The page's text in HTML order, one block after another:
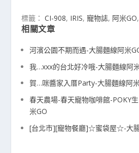
標籤：CI-908, IRIS,寵物誌, 阿米GO
相關文章
河濱公園不期而遇-大腸麵線阿米
我…xxx的台北好冷哦-大腸麵線阿
賀…咪醬家入厝Party-大腸麵線阿
春天農場-春天寵物咖啡館-POKY
米GO
[台北市][寵物餐廳]☆蜜袋屋☆-大